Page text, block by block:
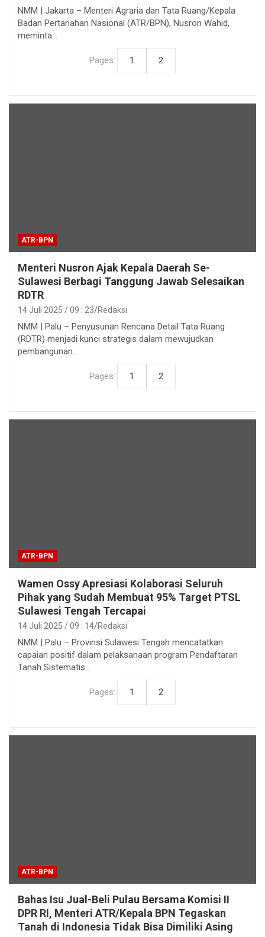
NMM | Jakarta – Menteri Agraria dan Tata Ruang/Kepala
Badan Pertanahan Nasional (ATR/BPN), Nusron Wahid,
meminta…
Pages: 1 2
ATR-BPN
Menteri Nusron Ajak Kepala Daerah Se-
Sulawesi Berbagi Tanggung Jawab Selesaikan
RDTR
14 Juli 2025 / 09 : 23 Redaksi
NMM | Palu – Penyusunan Rencana Detail Tata Ruang
(RDTR) menjadi kunci strategis dalam mewujudkan
pembangunan…
Pages: 1 2
ATR-BPN
Wamen Ossy Apresiasi Kolaborasi Seluruh
Pihak yang Sudah Membuat 95% Target PTSL
Sulawesi Tengah Tercapai
14 Juli 2025 / 09 : 14 Redaksi
NMM | Palu – Provinsi Sulawesi Tengah mencatatkan
capaian positif dalam pelaksanaan program Pendaftaran
Tanah Sistematis…
Pages: 1 2
ATR-BPN
Bahas Isu Jual-Beli Pulau Bersama Komisi II
DPR RI, Menteri ATR/Kepala BPN Tegaskan
Tanah di Indonesia Tidak Bisa Dimiliki Asing